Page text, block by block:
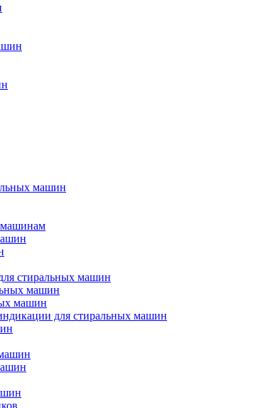
машин
машинам
стиральных машин
машин
машин
для стиральных машин